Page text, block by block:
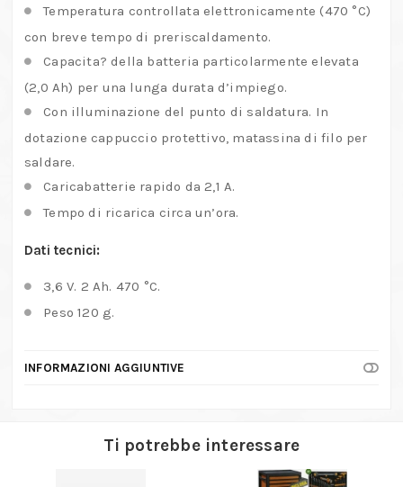
Temperatura controllata elettronicamente (470 °C)
con breve tempo di preriscaldamento.
Capacita? della batteria particolarmente elevata
(2,0 Ah) per una lunga durata d’impiego.
Con illuminazione del punto di saldatura. In
dotazione cappuccio protettivo, matassina di filo per
saldare.
Caricabatterie rapido da 2,1 A.
Tempo di ricarica circa un’ora.
Dati tecnici:
3,6 V. 2 Ah. 470 °C.
Peso 120 g.
INFORMAZIONI AGGIUNTIVE
Ti potrebbe interessare